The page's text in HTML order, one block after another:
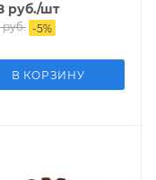
руб./шт
руб. -5%
В КОРЗИНУ